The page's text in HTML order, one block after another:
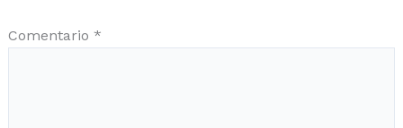
Comentario *